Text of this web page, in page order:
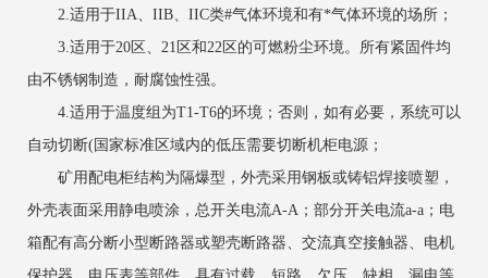
2.适用于IIA、IIB、IIC类#气体环境和有*气体环境的场所；
3.适用于20区、21区和22区的可燃粉尘环境。所有紧固件均
由不锈钢制造，耐腐蚀性强。
4.适用于温度组为T1-T6的环境；否则，如有必要，系统可以
自动切断(国家标准区域内的低压需要切断机柜电源；
矿用配电柜结构为隔爆型，外壳采用钢板或铸铝焊接喷塑，
外壳表面采用静电喷涂，总开关电流A-A；部分开关电流a-a；电
箱配有高分断小型断路器或塑壳断路器、交流真空接触器、电机